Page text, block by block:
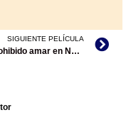
SIGUIENTE PELÍCULA
1981 Prohibido amar en Nueva York